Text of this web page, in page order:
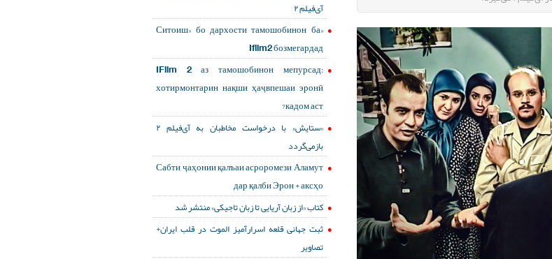
آی‌فیلم ۲
«Ситоиш» бо дархости тамошобинон ба
Ifilm2 бозмегардад
IFilm 2 аз тамошобинон мепурсад:
хотирмонтарин нақши ҳаҷвпешаи эронӣ
кадом аст?
«ستایش» با درخواست مخاطبان به آی‌فیلم ۲
بازمی‌گردد
Сабти ҷаҳонии қалъаи асроромези Аламут
дар қалби Эрон + аксҳо
کتاب «از زبان آریایی تا زبان تاجیکی» منتشر شد
ثبت جهانی قلعه اسرارآمیز الموت در قلب ایران+
تصاویر